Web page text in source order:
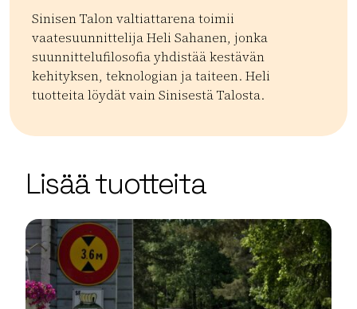
Sinisen Talon valtiattarena toimii
vaatesuunnittelija Heli Sahanen, jonka
suunnittelufilosofia yhdistää kestävän
kehityksen, teknologian ja taiteen. Heli
tuotteita löydät vain Sinisestä Talosta.
OpenStreetMap
Lisää tuotteita